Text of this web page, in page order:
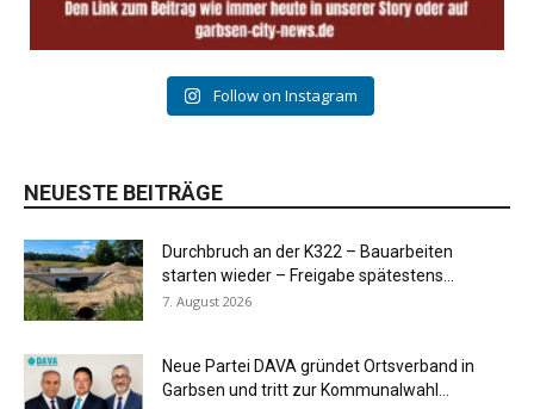
Follow on Instagram
NEUESTE BEITRÄGE
Durchbruch an der K322 – Bauarbeiten
starten wieder – Freigabe spätestens...
7. August 2026
Neue Partei DAVA gründet Ortsverband in
Garbsen und tritt zur Kommunalwahl...